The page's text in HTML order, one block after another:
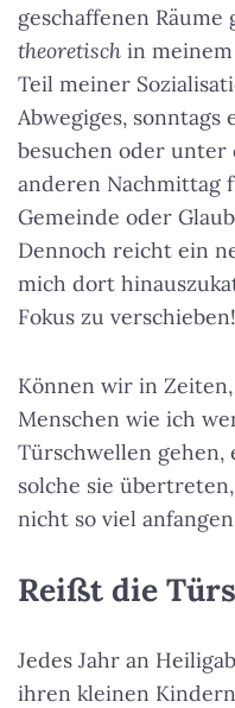
geschaffenen
theoretisch in
Teil meiner
Abwegiges,
besuchen oder unter
anderen
Gemeinde oder
Dennoch reicht ein
mich dort
Fokus zu verschieben!
Können wir in
Menschen wie ich
Türschwellen gehen,
solche sie
nicht so viel
Reißt die
Jedes Jahr an
ihren kleinen